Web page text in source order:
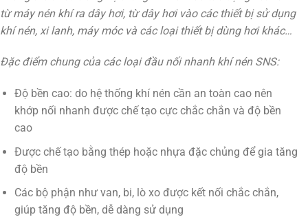
từ máy nén khí ra dây hơi, từ dây hơi vào các thiết bị sử dụng
khí nén, xi lanh, máy móc và các loại thiết bị dùng hơi khác…
Đặc điểm chung của các loại đầu nối nhanh khí nén SNS:
Độ bền cao: do hệ thống khí nén cần an toàn cao nên
khớp nối nhanh được chế tạo cực chắc chắn và độ bền
cao
Được chế tạo bằng thép hoặc nhựa đặc chủng để gia tăng
độ bền
Các bộ phận như van, bi, lò xo được kết nối chắc chắn,
giúp tăng độ bền, dễ dàng sử dụng